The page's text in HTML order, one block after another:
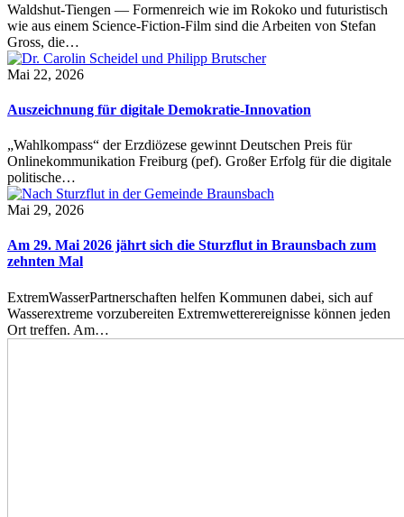
Waldshut-Tiengen — Formenreich wie im Rokoko und futuristisch
wie aus einem Science-Fiction-Film sind die Arbeiten von Stefan
Gross, die…
Mai 22, 2026
Auszeichnung für digitale Demokratie-Innovation
„Wahlkompass“ der Erzdiözese gewinnt Deutschen Preis für
Onlinekommunikation Freiburg (pef). Großer Erfolg für die digitale
politische…
Mai 29, 2026
Am 29. Mai 2026 jährt sich die Sturzflut in Braunsbach zum
zehnten Mal
ExtremWasserPartnerschaften helfen Kommunen dabei, sich auf
Wasserextreme vorzubereiten Extremwetterereignisse können jeden
Ort treffen. Am…